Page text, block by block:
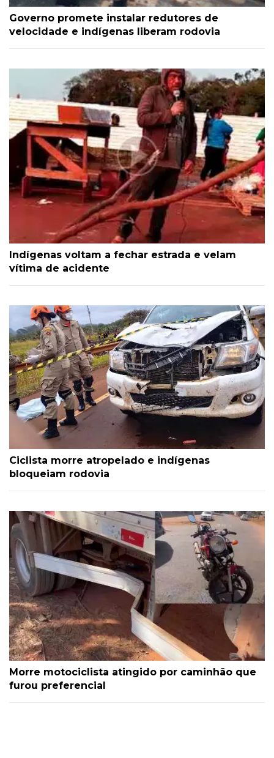
Governo promete instalar redutores de
velocidade e indígenas liberam rodovia
Indígenas voltam a fechar estrada e velam
vítima de acidente
Ciclista morre atropelado e indígenas
bloqueiam rodovia
Morre motociclista atingido por caminhão que
furou preferencial